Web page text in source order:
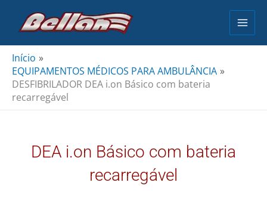
conteúdo
Início
EQUIPAMENTOS MÉDICOS PARA AMBULÂNCIA
DESFIBRILADOR DEA i.on Básico com bateria
recarregável
DEA i.on Básico com bateria
recarregável